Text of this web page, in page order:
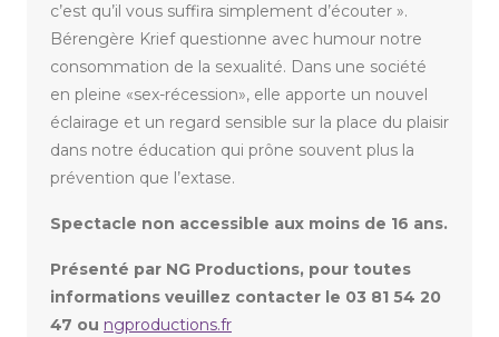
c’est qu’il vous suffira simplement d’écouter ».
Bérengère Krief questionne avec humour notre
consommation de la sexualité. Dans une société
en pleine «sex-récession», elle apporte un nouvel
éclairage et un regard sensible sur la place du plaisir
dans notre éducation qui prône souvent plus la
prévention que l’extase.
Spectacle non accessible aux moins de 16 ans.
Présenté par NG Productions, pour toutes
informations veuillez contacter le 03 81 54 20
47 ou ngproductions.fr